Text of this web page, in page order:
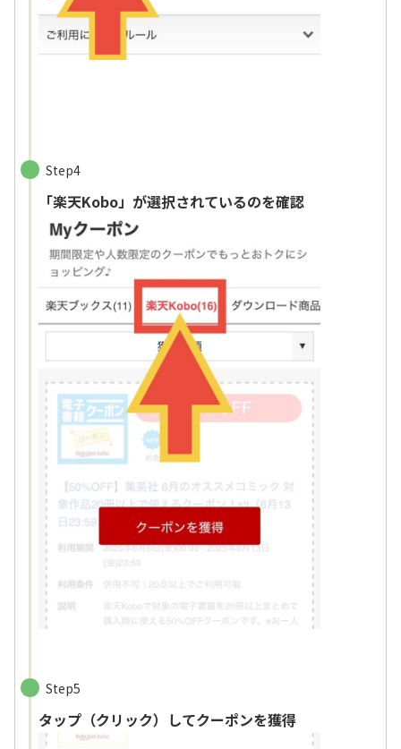
Step4
「楽天Kobo」が選択されているのを確認
Step5
タップ（クリック）してクーポンを獲得